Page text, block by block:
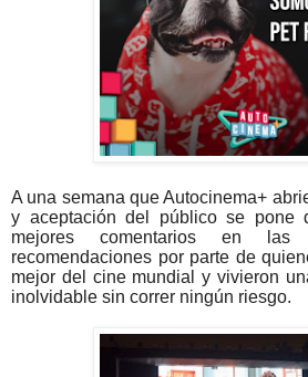
A una semana que Autocinema+
y aceptación del público se pone
mejores comentarios en
recomendaciones por parte de
mejor del cine mundial y vivieron
inolvidable sin correr ningún riesgo.